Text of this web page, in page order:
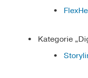
Kategorie